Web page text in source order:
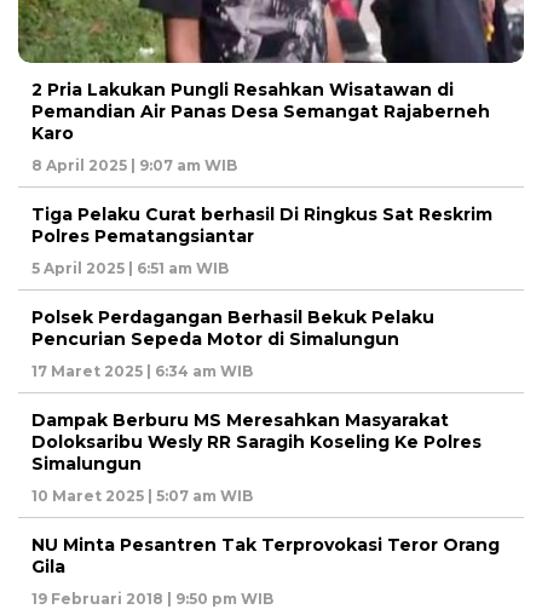
2 Pria Lakukan Pungli Resahkan Wisatawan di
Pemandian Air Panas Desa Semangat Rajaberneh
Karo
8 April 2025 | 9:07 am WIB
Tiga Pelaku Curat berhasil Di Ringkus Sat Reskrim
Polres Pematangsiantar
5 April 2025 | 6:51 am WIB
Polsek Perdagangan Berhasil Bekuk Pelaku
Pencurian Sepeda Motor di Simalungun
17 Maret 2025 | 6:34 am WIB
Dampak Berburu MS Meresahkan Masyarakat
Doloksaribu Wesly RR Saragih Koseling Ke Polres
Simalungun
10 Maret 2025 | 5:07 am WIB
NU Minta Pesantren Tak Terprovokasi Teror Orang
Gila
19 Februari 2018 | 9:50 pm WIB